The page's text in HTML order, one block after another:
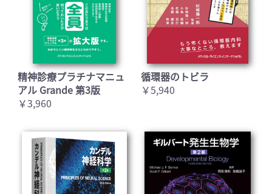
精神診療プラチナマニュ
アル Grande 第3版
￥3,960
循環器のトビラ
￥5,940